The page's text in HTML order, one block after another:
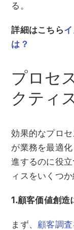
る。
詳細はこちら
は？
プロセ
クティ
効果的なプロ
が業務を最適
進するのに役
ィスをいくつか
1.顧客価値創造
まず、 顧客調